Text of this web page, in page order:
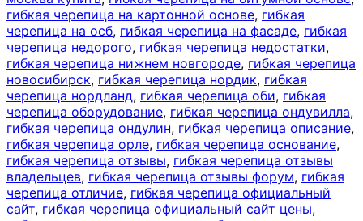
гибкая черепица на картонной основе, гибкая
черепица на осб, гибкая черепица на фасаде, гибкая
черепица недорого, гибкая черепица недостатки,
гибкая черепица нижнем новгороде, гибкая черепица
новосибирск, гибкая черепица нордик, гибкая
черепица нордланд, гибкая черепица оби, гибкая
черепица оборудование, гибкая черепица ондувилла,
гибкая черепица ондулин, гибкая черепица описание,
гибкая черепица орле, гибкая черепица основание,
гибкая черепица отзывы, гибкая черепица отзывы
владельцев, гибкая черепица отзывы форум, гибкая
черепица отличие, гибкая черепица официальный
сайт, гибкая черепица официальный сайт цены,